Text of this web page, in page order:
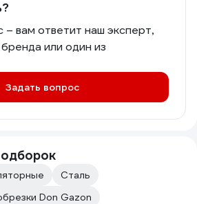
– вам ответит наш эксперт,
или один из
Задать вопрос
Сталь
Don Gazon